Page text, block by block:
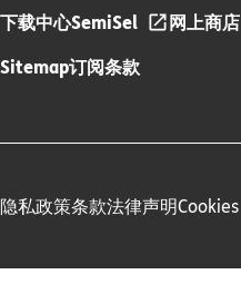
下载中心SemiSel
网上商店
Sitemap订阅条款
隐私政策条款法律声明Cookies